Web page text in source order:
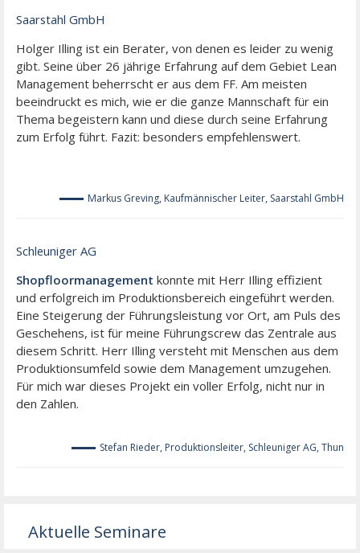
Saarstahl GmbH
Holger Illing ist ein Berater, von denen es leider zu wenig
gibt. Seine über 26 jährige Erfahrung auf dem Gebiet Lean
Management beherrscht er aus dem FF. Am meisten
beeindruckt es mich, wie er die ganze Mannschaft für ein
Thema begeistern kann und diese durch seine Erfahrung
zum Erfolg führt. Fazit: besonders empfehlenswert.
Markus Greving, Kaufmännischer Leiter, Saarstahl GmbH
Schleuniger AG
Shopfloormanagement konnte mit Herr Illing effizient
und erfolgreich im Produktionsbereich eingeführt werden.
Eine Steigerung der Führungsleistung vor Ort, am Puls des
Geschehens, ist für meine Führungscrew das Zentrale aus
diesem Schritt. Herr Illing versteht mit Menschen aus dem
Produktionsumfeld sowie dem Management umzugehen.
Für mich war dieses Projekt ein voller Erfolg, nicht nur in
den Zahlen.
Stefan Rieder, Produktionsleiter, Schleuniger AG, Thun
Aktuelle Seminare